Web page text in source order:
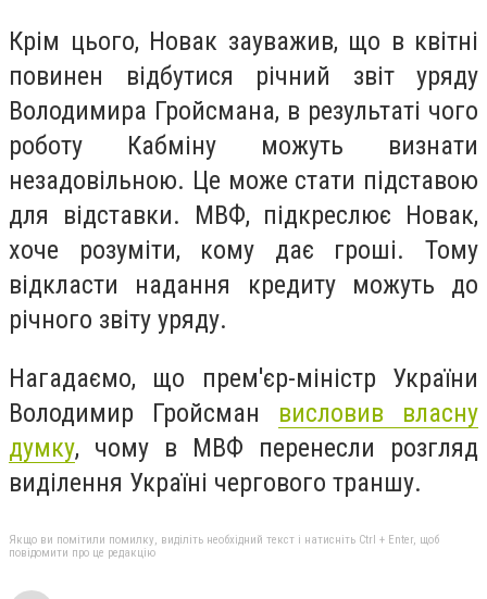
Крім цього, Новак зауважив, що в квітні
повинен відбутися річний звіт уряду
Володимира Гройсмана, в результаті чого
роботу Кабміну можуть визнати
незадовільною. Це може стати підставою
для відставки. МВФ, підкреслює Новак,
хоче розуміти, кому дає гроші. Тому
відкласти надання кредиту можуть до
річного звіту уряду.
Нагадаємо, що прем'єр-міністр України
Володимир Гройсман висловив власну
думку, чому в МВФ перенесли розгляд
виділення Україні чергового траншу.
Якщо ви помітили помилку, виділіть необхідний текст і натисніть Ctrl + Enter, щоб
повідомити про це редакцію